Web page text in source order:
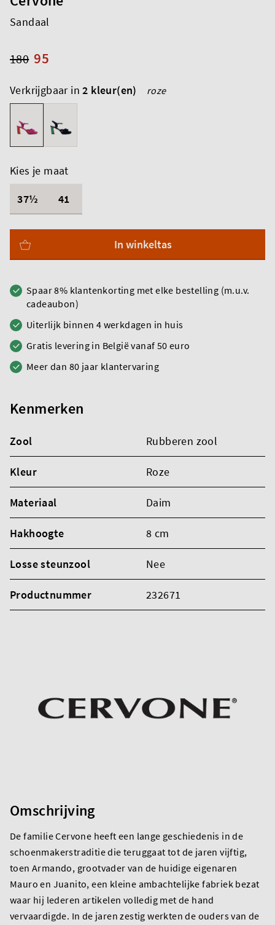
Sandaal
95
180
Verkrijgbaar in2 kleur(en) roze
Kies je maat
37½
41
In winkeltas
Spaar 8% klantenkorting met elke bestelling (m.u.v.
cadeaubon)
Uiterlijk binnen 4 werkdagen in huis
Gratis levering in België vanaf 50 euro
Meer dan 80 jaar klantervaring
Kenmerken
Zool Rubberen zool
Kleur Roze
Materiaal Daim
Hakhoogte 8 cm
Losse steunzool Nee
Productnummer 232671
Omschrijving
De familie Cervone heeft een lange geschiedenis in de
schoenmakerstraditie die teruggaat tot de jaren vijftig,
toen Armando, grootvader van de huidige eigenaren
Mauro en Juanito, een kleine ambachtelijke fabriek bezat
waar hij lederen artikelen volledig met de hand
vervaardigde. In de jaren zestig werkten de ouders van de